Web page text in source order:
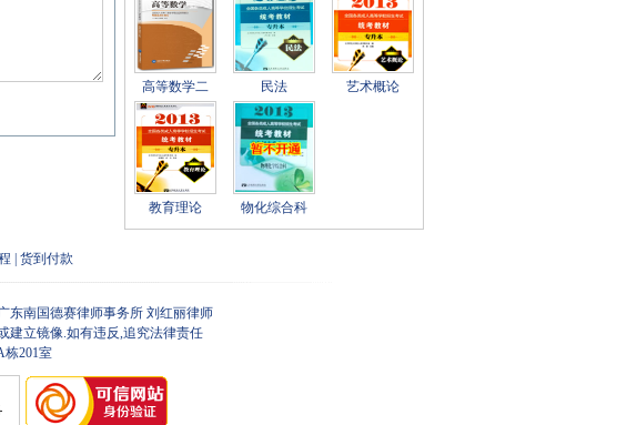
第一部分第二章 物质与意识1（201
第一部分第二章 物质与意识2（201
第一部分第三章 事物的联系、发展
第一部分第四章 实践和认识（2014
第一部分第五章 社会存在发展的基
第一部分第六章 社会发展的动力系
第二部分第一章 马克思主义中国化
第二部分第二章 新民主主义理论和
第二部分第三章 社会主义本质和初
第二部分第六章 建设中国特色社会
第二部分第七章 建设中国特色社会
第二部分第九章 国际战略和外交政
第二部分第十章 一国两制和实现祖
高等数学二 民法 艺术概论
教育理论 物化综合科
货到付款
东南国德赛律师事务所 刘红丽律师
建立镜像.如有违反,追究法律责任
栋201室